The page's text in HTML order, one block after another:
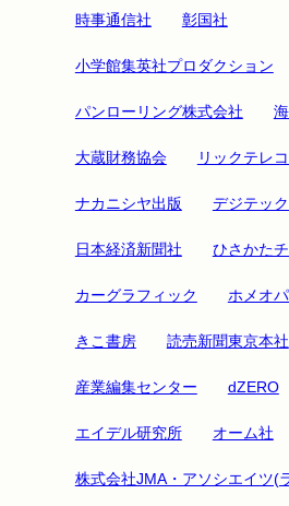
時事通信社 彰国社
小学館集英社プロダクション
パンローリング株式会社
大蔵財務協会 リックテレ
ナカニシヤ出版 デジテッ
日本経済新聞社 ひさかた
カーグラフィック ホメオ
きこ書房 読売新聞東京本社
産業編集センター dZERO
エイデル研究所 オーム社
株式会社JMA・アソシエイツ(